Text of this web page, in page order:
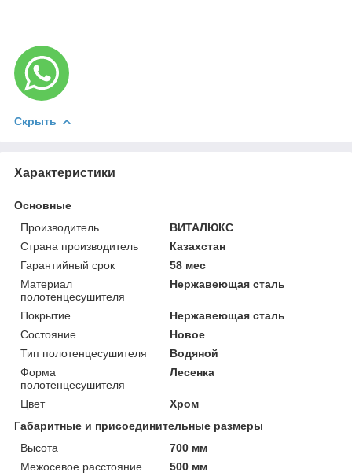
Скрыть
Характеристики
Основные
Производитель
ВИТАЛЮКС
Страна производитель
Казахстан
Гарантийный срок
58 мес
Материал
полотенцесушителя
Нержавеющая сталь
Покрытие
Нержавеющая сталь
Состояние
Новое
Тип полотенцесушителя
Водяной
Форма
полотенцесушителя
Лесенка
Цвет
Хром
Габаритные и присоединительные размеры
Высота
700 мм
Межосевое расстояние
500 мм